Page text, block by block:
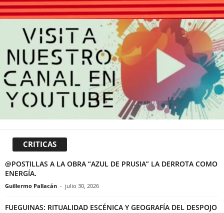
CRITICAS
@POSTILLAS A LA OBRA “AZUL DE PRUSIA” LA DERROTA COMO
ENERGÍA.
Guillermo Pallacán - julio 30, 2026
FUEGUINAS: RITUALIDAD ESCÉNICA Y GEOGRAFÍA DEL DESPOJO